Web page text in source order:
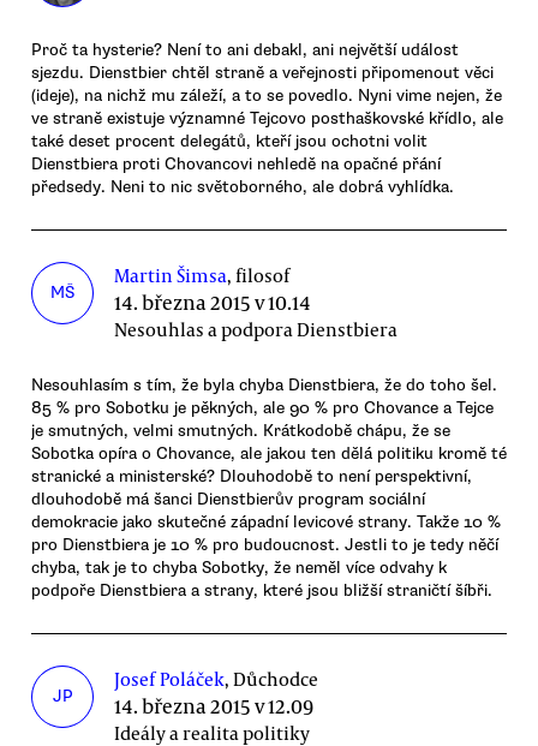
Proč ta hysterie? Není to ani debakl, ani největší událost
sjezdu. Dienstbier chtěl straně a veřejnosti připomenout věci
(ideje), na nichž mu záleží, a to se povedlo. Nyni vime nejen, že
ve straně existuje významné Tejcovo posthaškovské křídlo, ale
také deset procent delegátů, kteří jsou ochotni volit
Dienstbiera proti Chovancovi nehledě na opačné přání
předsedy. Neni to nic světoborného, ale dobrá vyhlídka.
MŠ
Martin Šimsa, filosof
14. března 2015 v 10.14
Nesouhlas a podpora Dienstbiera
Nesouhlasím s tím, že byla chyba Dienstbiera, že do toho šel.
85 % pro Sobotku je pěkných, ale 90 % pro Chovance a Tejce
je smutných, velmi smutných. Krátkodobě chápu, že se
Sobotka opíra o Chovance, ale jakou ten dělá politiku kromě té
stranické a ministerské? Dlouhodobě to není perspektivní,
dlouhodobě má šanci Dienstbierův program sociální
demokracie jako skutečné západní levicové strany. Takže 10 %
pro Dienstbiera je 10 % pro budoucnost. Jestli to je tedy něčí
chyba, tak je to chyba Sobotky, že neměl více odvahy k
podpoře Dienstbiera a strany, které jsou bližší straničtí šíbři.
JP
Josef Poláček, Důchodce
14. března 2015 v 12.09
Ideály a realita politiky